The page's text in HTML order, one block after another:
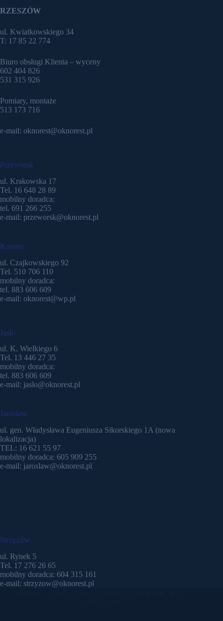
RZESZÓW
ul. Kwiatkowskiego 34
T: 17 85 22 774
Biuro obsługi Klienta – wyceny
602 404 826
531 315 926
Pomiary, montaże
513 173 716
e-mail: oknorest@oknorest.pl
Przeworsk
ul. Krakowska 17
Tel. 16 648 28 89
mobilny doradca:
tel. 691 266 255
e-mail: przeworsk@oknorest.pl
Krosno
ul. Czajkowskiego 92
Tel. 510 706 110
mobilny doradca:
tel. 883 606 609
e-mail: oknorest@wp.pl
Jasło
ul. K. Wielkiego 6
Tel. 13 446 27 35
mobilny doradca:
tel. 883 606 609
e-mail: jaslo@oknorest.pl
Jarosław
ul. gen. Władysława Eugeniusza Sikorskiego 1A (nowa
lokalizacja)
TEL: 16 621 55 97
mobilny doradca: 605 909 255
e-mail: jaroslaw@oknorest.pl
Strzyżów
ul. Rynek 5
Tel. 17 276 26 65
mobilny doradca: 604 315 161
e-mail: strzyzow@oknorest.pl